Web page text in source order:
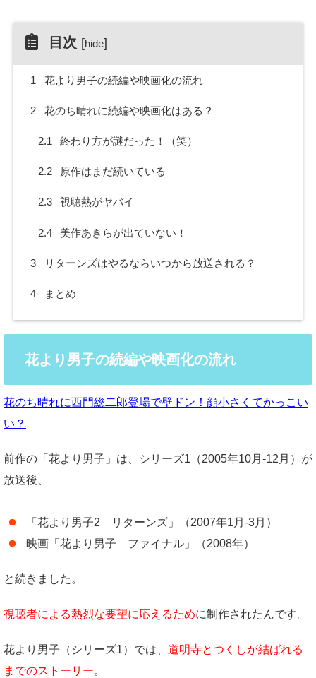
目次 [hide]
1 花より男子の続編や映画化の流れ
2 花のち晴れに続編や映画化はある？
2.1 終わり方が謎だった！（笑）
2.2 原作はまだ続いている
2.3 視聴熱がヤバイ
2.4 美作あきらが出ていない！
3 リターンズはやるならいつから放送される？
4 まとめ
花より男子の続編や映画化の流れ
花のち晴れに西門総二郎登場で壁ドン！顔小さくてかっこい
い？
前作の「花より男子」は、シリーズ1（2005年10月-12月）が
放送後、
「花より男子2 リターンズ」（2007年1月-3月）
映画「花より男子 ファイナル」（2008年）
と続きました。
視聴者による熱烈な要望に応えるために制作されたんです。
花より男子（シリーズ1）では、 道明寺とつくしが結ばれる
までのストーリー。